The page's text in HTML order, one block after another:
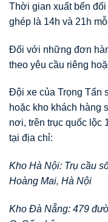
Thời gian xuất bến
ghép là 14h và 21h
Đối với những đơn
theo yêu cầu riêng
Đội xe của Trọng Tấn
hoặc kho khách hàng
nơi, trên trục quốc lộc
tại địa chỉ:
Kho Hà Nội: Trụ cầu
Hoàng Mai, Hà Nội
Kho Đà Nẵng: 479